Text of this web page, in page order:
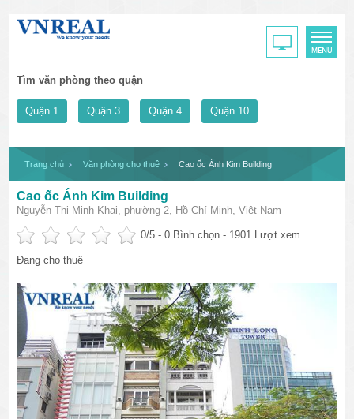
Tìm văn phòng theo quận
Quận 1 Quận 3 Quận 4 Quận 10
Trang chủ Văn phòng cho thuê Cao ốc Ánh Kim Building
Cao ốc Ánh Kim Building
Nguyễn Thị Minh Khai, phường 2, Hồ Chí Minh, Việt Nam
0/5 -0 Bình chọn - 1901 Lượt xem
Đang cho thuê